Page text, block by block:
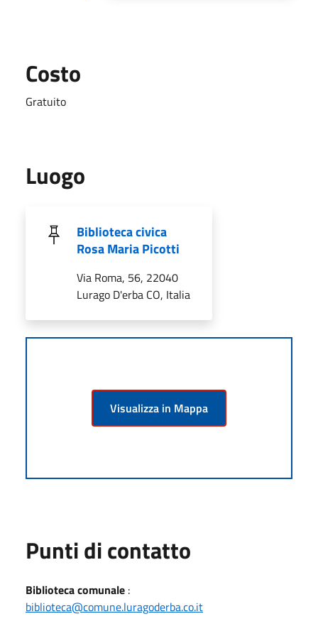
Costo
Gratuito
Luogo
Biblioteca civica
Rosa Maria Picotti
Via Roma, 56, 22040
Lurago D'erba CO, Italia
Visualizza in Mappa
Punti di contatto
Biblioteca comunale :
biblioteca@comune.luragoderba.co.it